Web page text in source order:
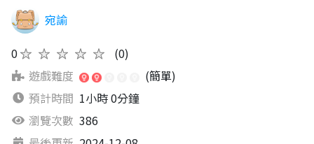
宛諭
0★★★★★
(0)
遊戲難度
(簡單)
預計時間 1小時 0分鐘
瀏覽次數 386